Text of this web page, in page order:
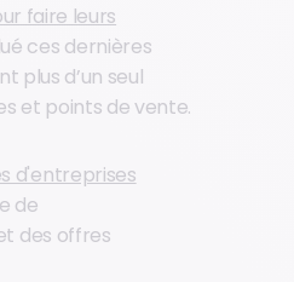
faire leurs
ces dernières
plus d’un seul
et points de vente.
d'entreprises
de
des offres